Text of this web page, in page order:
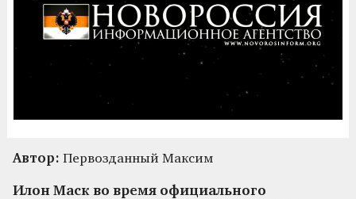
Автор: Первозданный Максим
Илон Маск во время официального